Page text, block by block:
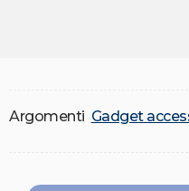
Argomenti Gadget